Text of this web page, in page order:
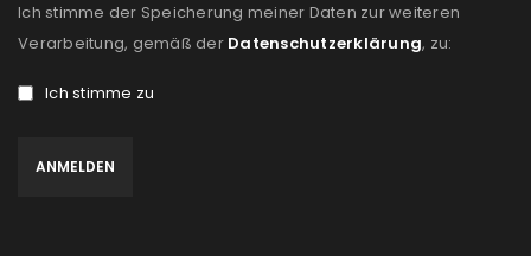
Ich stimme der Speicherung meiner Daten zur weiteren
Verarbeitung, gemäß der Datenschutzerklärung, zu:
Ich stimme zu